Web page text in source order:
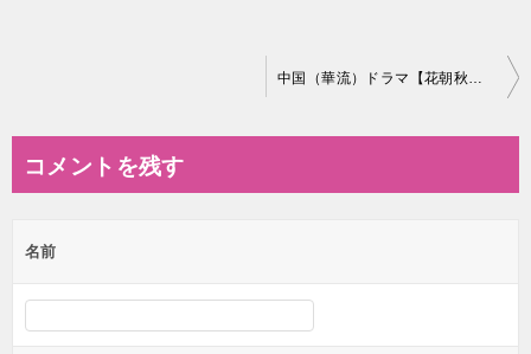
ビ
ー
シ
ョ
中国（華流）ドラマ【花朝秋月夜】相関図とキャスト情報
コメントを残す
名前